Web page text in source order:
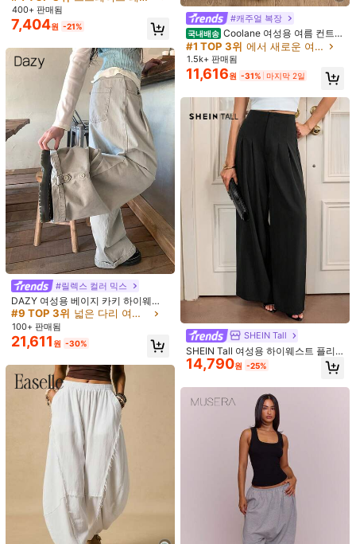
제품 세부 정보
구성:
100% 면
엘라스틱 웨이스트
Easelle
4.84 254K 팔로워
4.84
254K 팔로워
j***2이(가)하루 전에
4.84 254K 팔로워
4.84 254K 팔로워
4.84 254K 팔로워
254K 팔로워
4.84 254K 팔로워
4.84 254K 팔로워
4.84 254K 팔로워
최근 520K개 판매됨 120K 재구매
9,047원
25% OFF
9,390원 12,489
13% OFF
20,390원
26% OFF
예쁨 (6000+) 부드러움 (6000+) 좋은 원단 소
마음에 드실 거예요.
속옷 & 잠옷 가방 & 러기지
400+ 판매됨
7,404원 -21%
#릴렉스 컬러 믹스
DAZY 여성용 베이지 카키 하이웨스
트 플리츠 디자인 루즈 스트레이트 레
그 와이드 레그 캐주얼 다용도 카고 팬
츠 여름
#9 TOP 3위 넓은 다리 여성 바지
거의 매진!
#9 TOP 3위 넓은 다리 여성 바지
거의 매진!
#9 TOP 3위 넓은 다리 여성 바지
거의 매진!
#9 TOP 3위
거의 매진!
100+ 판매됨
21,611 원 -30%
#캐주얼 복장
국내배송 Coolane 여성용 여름 컨트리
음악 페스티벌 외출 보헤미안 비치 휴
가 기본 미니멀리스트 워싱 100% 순
면 화이트 롱 팬츠 곡선 헴, 가을 여성
의류
#1 TOP 3위 에서 새로운 여성 하의
1.5k+ 판매됨
11,616원 -31% 마지막 2일
SHEIN Tall
SHEIN Tall 여성용 하이웨스트 플리
츠 밴딩 허리 블랙 와이드 레그 팬츠,
파티, 스트리트, 고딕, 프레피, 우아한,
합, 새해, 새해 전야, 비즈니스 캐주얼,
빈티지, 프레피, 워크웨어, 가을/겨울
발렌타인데이 및 기타 행사에 적합.
14,790원 -25%